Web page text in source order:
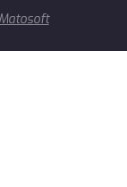
Matosoft